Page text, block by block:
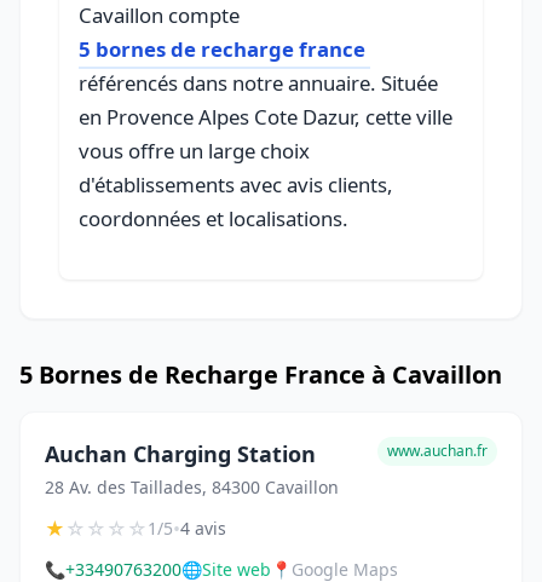
Cavaillon compte
5 bornes de recharge france
référencés dans notre annuaire. Située
en Provence Alpes Cote Dazur, cette ville
vous offre un large choix
d'établissements avec avis clients,
coordonnées et localisations.
5 Bornes de Recharge France à Cavaillon
Auchan Charging Station
28 Av. des Taillades, 84300 Cavaillon
www.auchan.fr
★☆☆☆☆1/5•4 avis
📞+33490763200🌐Site web 📍 Google Maps